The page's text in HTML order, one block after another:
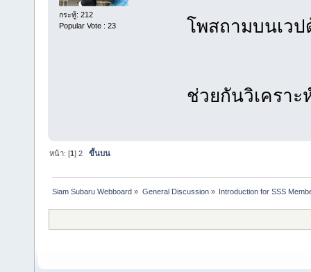
กระทู้: 212
Popular Vote : 23
โพสถามบนเว
ช่วยกันวิเครา
หน้า: [1]2 ขึ้นบน
Siam Subaru Webboard » General Discussion» Introduction for SSS